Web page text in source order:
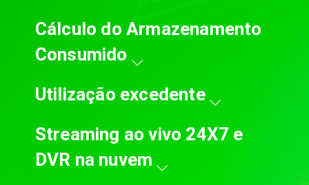
Cálculo do Armazenamento
Consumido
Utilização excedente
Streaming ao vivo 24X7 e
DVR na nuvem